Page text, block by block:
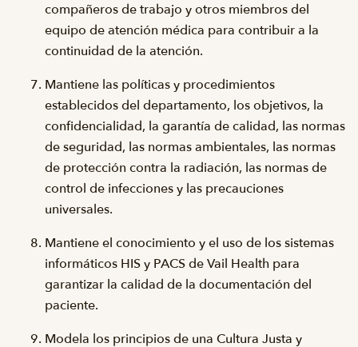
compañeros de trabajo y otros miembros del
equipo de atención médica para contribuir a la
continuidad de la atención.
Mantiene las políticas y procedimientos
establecidos del departamento, los objetivos, la
confidencialidad, la garantía de calidad, las normas
de seguridad, las normas ambientales, las normas
de protección contra la radiación, las normas de
control de infecciones y las precauciones
universales.
Mantiene el conocimiento y el uso de los sistemas
informáticos HIS y PACS de Vail Health para
garantizar la calidad de la documentación del
paciente.
Modela los principios de una Cultura Justa y